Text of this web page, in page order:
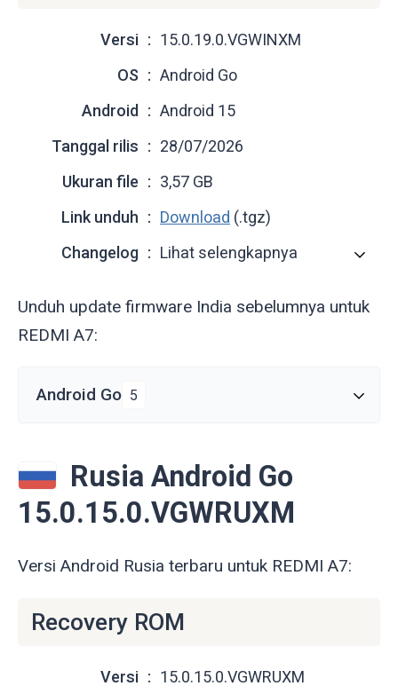
Versi
15.0.19.0.VGWINXM
OS
Android Go
Android
Android 15
Tanggal rilis
28/07/2026
Ukuran file
3,57 GB
Link unduh
Download (.tgz)
Changelog
Lihat selengkapnya
Unduh update firmware India sebelumnya untuk
REDMI A7:
Android Go 5
Rusia Android Go
15.0.15.0.VGWRUXM
Versi Android Rusia terbaru untuk REDMI A7:
Recovery ROM
Versi
15.0.15.0.VGWRUXM